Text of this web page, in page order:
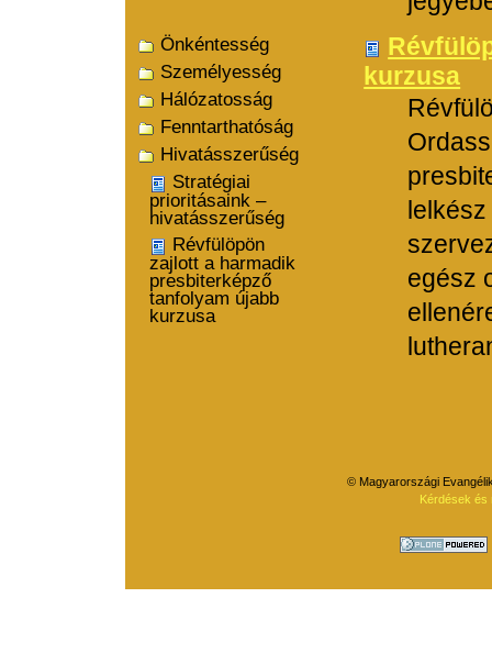
Önkéntesség
Személyesség
Hálózatosság
Fenntarthatóság
Hivatásszerűség
Stratégiai
prioritásaink –
hivatásszerűség
Révfülöpön
zajlott a harmadik
presbiterképző
tanfolyam újabb
kurzusa
kurzusa
egész
© Magyarországi
Kérdések és